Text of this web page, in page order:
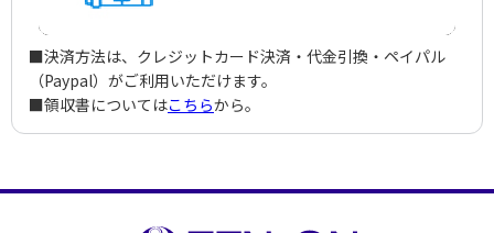
■決済方法は、クレジットカード決済・代金引換・ペイパル
（Paypal）がご利用いただけます。
■領収書についてはこちらから。